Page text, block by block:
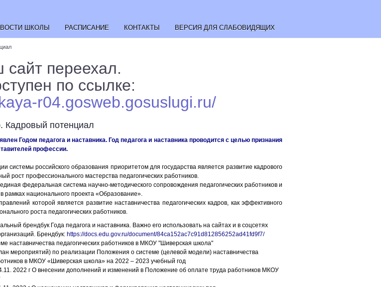
ШКОЛЫ РАСПИСАНИЕ КОНТАКТЫ ВЕРСИЯ ДЛЯ СЛАБОВИДЯЩИХ
переехал.
по ссылке:
r04.gosweb.gosuslugi.ru/
Кадровый потенциал
Годом педагога и наставника. Год педагога и наставника проводится с целью признания
профессии.
системы российского образования приоритетом для государства является развитие кадрового
рост профессионального мастерства педагогических работников.
федеральная система научно-методического сопровождения педагогических работников и
рамках национального проекта «Образование».
которой является развитие наставничества педагогических кадров, как эффективного
роста педагогических работников.
брендбук Года педагога и наставника. Важно его использовать на сайтах и в соцсетях
Брендбук: https://docs.edu.gov.ru/document/84ca152ac7c91d812856252ad41fd9f7/
наставничества педагогических работников в МКОУ "Шиверская школа"
мероприятий) по реализации Положения о системе (целевой модели) наставничества
в МКОУ «Шиверская школа» на 2022 – 2023 учебный год
2022 г О внесении дополнений и изменений в Положение об оплате труда работников МКОУ